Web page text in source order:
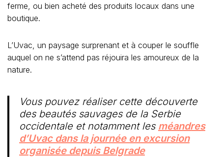
ferme, ou bien acheté des produits locaux dans une
boutique.
L’Uvac, un paysage surprenant et à couper le souffle
auquel on ne s’attend pas réjouira les amoureux de la
nature.
Vous pouvez réaliser cette découverte
des beautés sauvages de la Serbie
occidentale et notamment les méandres
d’Uvac dans la journée en excursion
organisée depuis Belgrade